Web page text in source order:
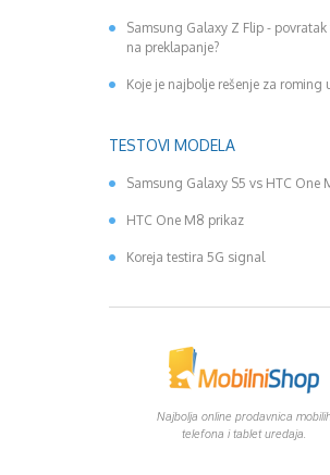
Samsung Galaxy Z Flip - povratak
na preklapanje?
Koje je najbolje rešenje za roming
TESTOVI MODELA
Samsung Galaxy S5 vs HTC One
HTC One M8 prikaz
Koreja testira 5G signal
Najbolja online prodavnica mobilih
telefona i tablet uredaja.